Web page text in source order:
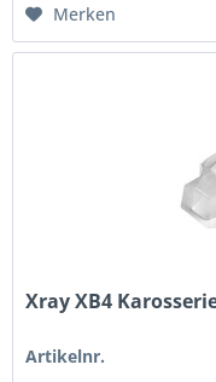
Merken
Xray XB4
Artikelnr.